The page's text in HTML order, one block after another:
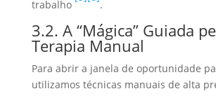
trabalho
.
3.2. A “Mágica” Guiada
Terapia Manual
Para abrir a janela de oportunidade
utilizamos técnicas manuais de alta